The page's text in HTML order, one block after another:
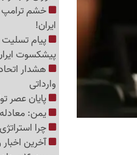
خشم ترامپ
ایران!
پیام تسلیت
پیشکسوت
هشدار
وارداتی
پایان عصر
یمن:
چرا
آخرین